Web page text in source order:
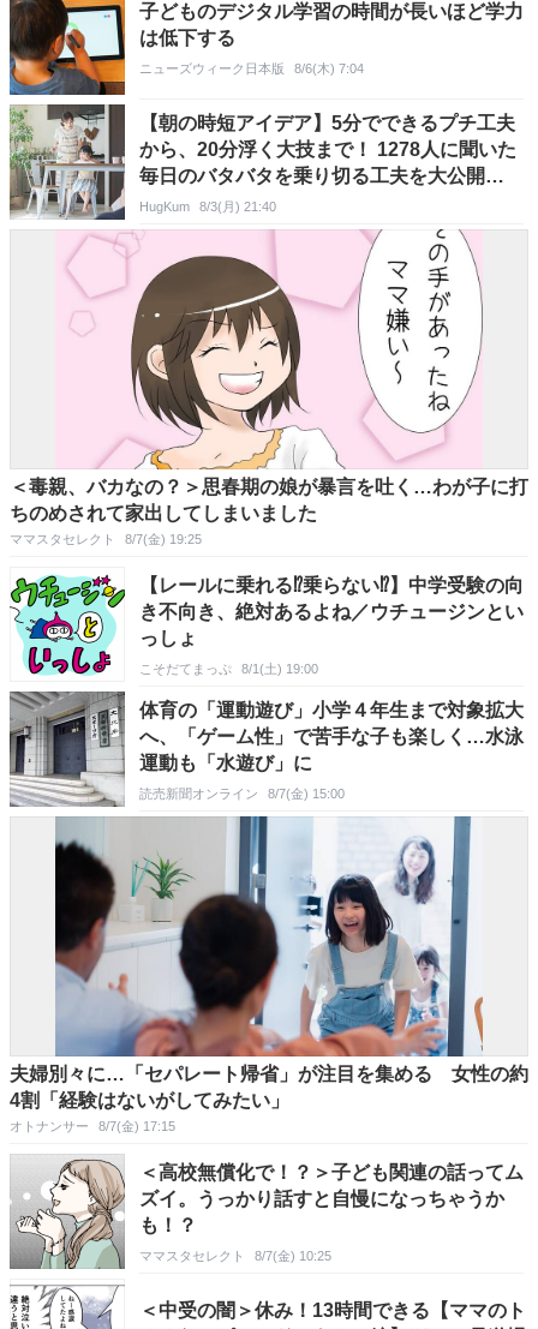
子どものデジタル学習の時間が長いほど学力
は低下する
ニューズウィーク日本版 8/6(木) 7:04
【朝の時短アイデア】5分でできるプチ工夫
から、20分浮く大技まで！ 1278人に聞いた
毎日のバタバタを乗り切る工夫を大公開
《HugKum総研》
HugKum 8/3(月) 21:40
＜毒親、バカなの？＞思春期の娘が暴言を吐く…わが子に打
ちのめされて家出してしまいました
ママスタセレクト 8/7(金) 19:25
【レールに乗れる⁉乗らない⁉】中学受験の向
き不向き、絶対あるよね／ウチュージンとい
っしょ
こそだてまっぷ 8/1(土) 19:00
体育の「運動遊び」小学４年生まで対象拡大
へ、「ゲーム性」で苦手な子も楽しく…水泳
運動も「水遊び」に
読売新聞オンライン 8/7(金) 15:00
夫婦別々に…「セパレート帰省」が注目を集める 女性の約
4割「経験はないがしてみたい」
オトナンサー 8/7(金) 17:15
＜高校無償化で！？＞子ども関連の話ってム
ズイ。うっかり話すと自慢になっちゃうか
も！？
ママスタセレクト 8/7(金) 10:25
＜中受の闇＞休み！13時間できる【ママのト